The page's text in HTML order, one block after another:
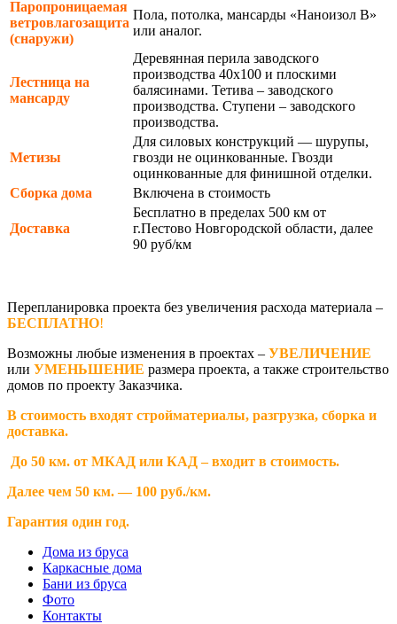
Паропроницаемая
ветровлагозащита
(снаружи)
Пола, потолка, мансарды «Наноизол В»
или аналог.
Лестница на
мансарду
Деревянная перила заводского
производства 40х100 и плоскими
балясинами. Тетива – заводского
производства. Ступени – заводского
производства.
Метизы
Для силовых конструкций — шурупы,
гвозди не оцинкованные. Гвозди
оцинкованные для финишной отделки.
Сборка дома
Включена в стоимость
Доставка
Бесплатно в пределах 500 км от
г.Пестово Новгородской области, далее
90 руб/км
Перепланировка проекта без увеличения расхода материала –
БЕСПЛАТНО!
Возможны любые изменения в проектах – УВЕЛИЧЕНИЕ
или УМЕНЬШЕНИЕ размера проекта, а также строительство
домов по проекту Заказчика.
В стоимость входят стройматериалы, разгрузка, сборка и
доставка.
До 50 км. от МКАД или КАД – входит в стоимость.
Далее чем 50 км. — 100 руб./км.
Гарантия один год.
Дома из бруса
Каркасные дома
Бани из бруса
Фото
Контакты